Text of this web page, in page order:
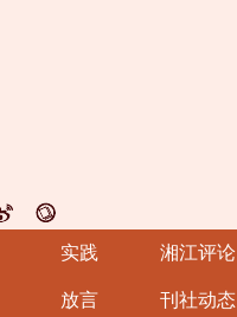
实践 湘江评论
放言 刊社动态